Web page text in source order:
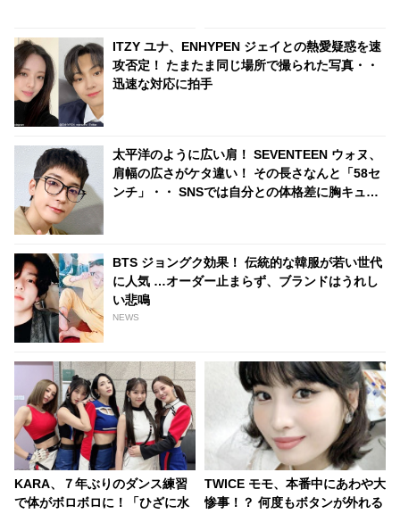
ン！ 各国の個性あふれるデータ
に注目殺到
ITZY ユナ、ENHYPEN ジェイとの熱愛疑惑を速
攻否定！ たまたま同じ場所で撮られた写真・・
迅速な対応に拍手
太平洋のように広い肩！ SEVENTEEN ウォヌ、
肩幅の広さがケタ違い！ その長さなんと「58セ
ンチ」・・ SNSでは自分との体格差に胸キュン
BTS ジョングク効果！ 伝統的な韓服が若い世代
に人気 …オーダー止まらず、ブランドはうれし
い悲鳴
NEWS
KARA、７年ぶりのダンス練習
で体がボロボロに！「ひざに水
TWICE モモ、本番中にあわや大
惨事！？ 何度もボタンが外れる